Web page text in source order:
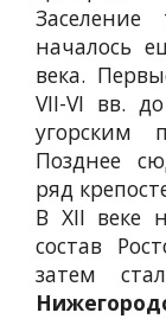
Заселение
началось
века.
VII-VI вв.
угорским
Позднее
ряд
В XII веке
состав
затем